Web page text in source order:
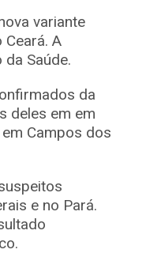
variante
Ceará. A
Saúde.
da
deles em em
Campos dos
e no Pará.